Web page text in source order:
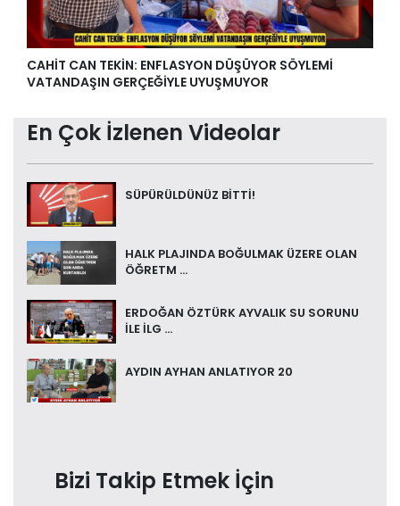
CAHİT CAN TEKİN: ENFLASYON DÜŞÜYOR SÖYLEMİ
VATANDAŞIN GERÇEĞİYLE UYUŞMUYOR
En Çok İzlenen Videolar
SÜPÜRÜLDÜNÜZ BİTTİ!
HALK PLAJINDA BOĞULMAK ÜZERE OLAN
ÖĞRETM ...
ERDOĞAN ÖZTÜRK AYVALIK SU SORUNU
İLE İLG ...
AYDIN AYHAN ANLATIYOR 20
Bizi Takip Etmek İçin